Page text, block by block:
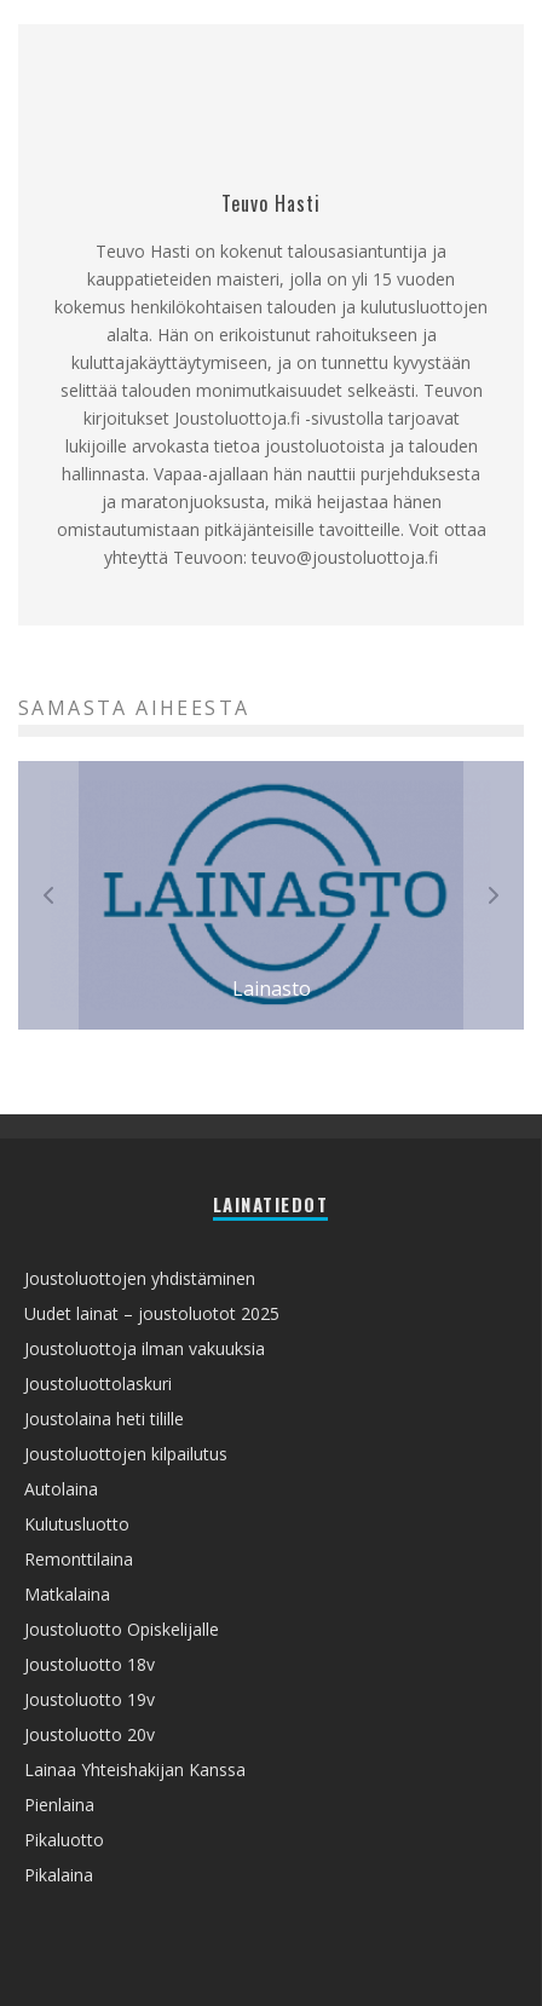
Teuvo Hasti
Teuvo Hasti on kokenut talousasiantuntija ja
kauppatieteiden maisteri, jolla on yli 15 vuoden
kokemus henkilökohtaisen talouden ja kulutusluottojen
alalta. Hän on erikoistunut rahoitukseen ja
kuluttajakäyttäytymiseen, ja on tunnettu kyvystään
selittää talouden monimutkaisuudet selkeästi. Teuvon
kirjoitukset Joustoluottoja.fi -sivustolla tarjoavat
lukijoille arvokasta tietoa joustoluotoista ja talouden
hallinnasta. Vapaa-ajallaan hän nauttii purjehduksesta
ja maratonjuoksusta, mikä heijastaa hänen
omistautumistaan pitkäjänteisille tavoitteille. Voit ottaa
yhteyttä Teuvoon: teuvo@joustoluottoja.fi
SAMASTA AIHEESTA
Lainasto
LAINATIEDOT
Joustoluottojen yhdistäminen
Uudet lainat – joustoluotot 2025
Joustoluottoja ilman vakuuksia
Joustoluottolaskuri
Joustolaina heti tilille
Joustoluottojen kilpailutus
Autolaina
Kulutusluotto
Remonttilaina
Matkalaina
Joustoluotto Opiskelijalle
Joustoluotto 18v
Joustoluotto 19v
Joustoluotto 20v
Lainaa Yhteishakijan Kanssa
Pienlaina
Pikaluotto
Pikalaina